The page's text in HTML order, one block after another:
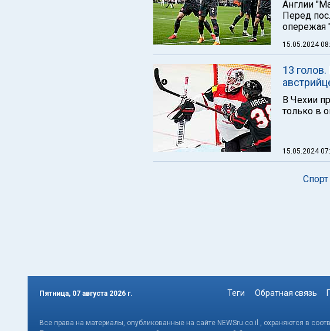
Англии
Перед
опережая
15.05.2024
13
В Чехии
только в
15.05.2024
Спорт
Пятница, 07 августа 2026 г. Теги Обратная связь
Все права на материалы, опубликованные на сайте NEWSru.co.il , охраняются в